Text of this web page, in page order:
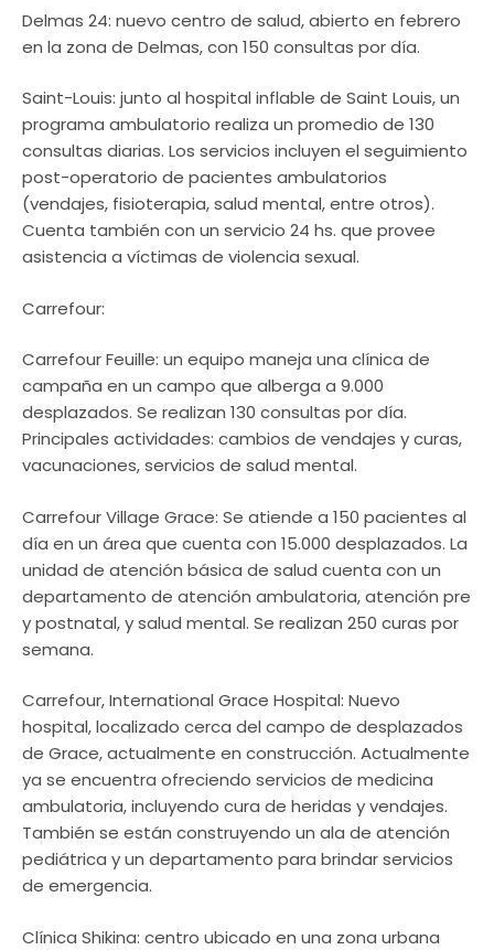
Delmas 24: nuevo centro de salud, abierto en febrero
en la zona de Delmas, con 150 consultas por día.
Saint-Louis: junto al hospital inflable de Saint Louis, un
programa ambulatorio realiza un promedio de 130
consultas diarias. Los servicios incluyen el seguimiento
post-operatorio de pacientes ambulatorios
(vendajes, fisioterapia, salud mental, entre otros).
Cuenta también con un servicio 24 hs. que provee
asistencia a víctimas de violencia sexual.
Carrefour:
Carrefour Feuille: un equipo maneja una clínica de
campaña en un campo que alberga a 9.000
desplazados. Se realizan 130 consultas por día.
Principales actividades: cambios de vendajes y curas,
vacunaciones, servicios de salud mental.
Carrefour Village Grace: Se atiende a 150 pacientes al
día en un área que cuenta con 15.000 desplazados. La
unidad de atención básica de salud cuenta con un
departamento de atención ambulatoria, atención pre
y postnatal, y salud mental. Se realizan 250 curas por
semana.
Carrefour, International Grace Hospital: Nuevo
hospital, localizado cerca del campo de desplazados
de Grace, actualmente en construcción. Actualmente
ya se encuentra ofreciendo servicios de medicina
ambulatoria, incluyendo cura de heridas y vendajes.
También se están construyendo un ala de atención
pediátrica y un departamento para brindar servicios
de emergencia.
Clínica Shikina: centro ubicado en una zona urbana